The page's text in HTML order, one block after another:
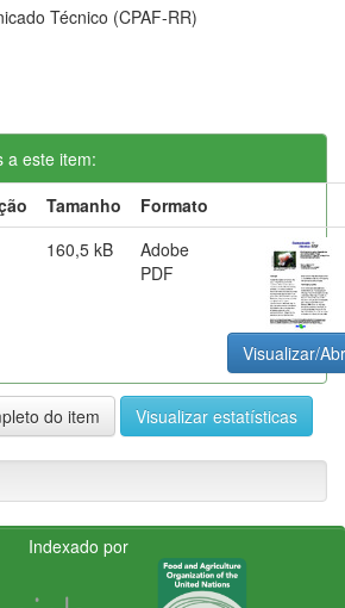
Técnico (CPAF-RR)
a este item:
Tamanho
Formato
160,5 kB
Adobe
PDF
Visualizar/
do item Visualizar estatísticas
Indexado por